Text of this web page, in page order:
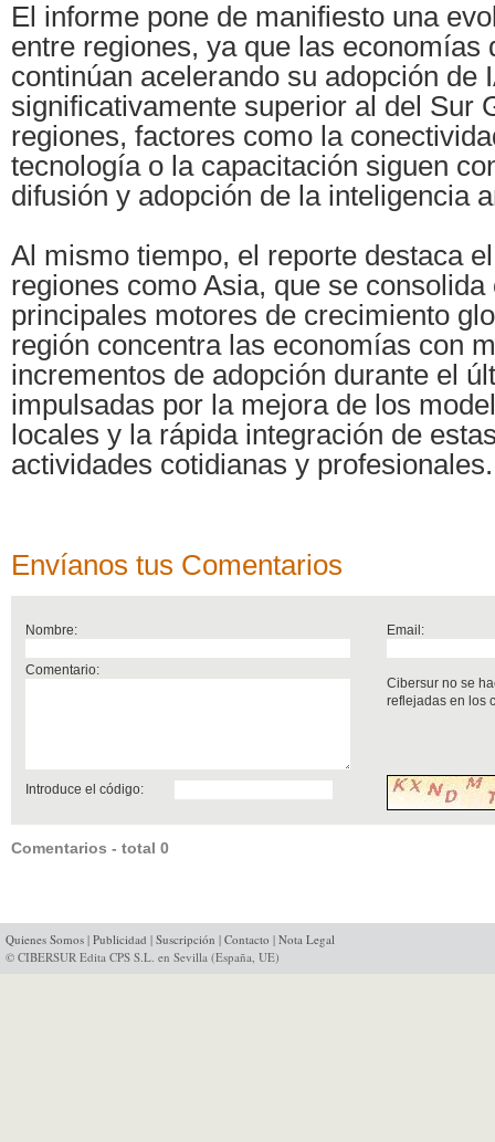
El informe pone de manifiesto una
entre regiones, ya que las economías
continúan acelerando su adopción de
significativamente superior al del Sur
regiones, factores como la
tecnología o la capacitación siguen
difusión y adopción de la inteligencia
Al mismo tiempo, el reporte destaca
regiones como Asia, que se
principales motores de crecimiento
región concentra las economías con
incrementos de adopción durante el
impulsadas por la mejora de los
locales y la rápida integración de
actividades cotidianas y profesionales.
Envíanos tus Comentarios
Nombre: Email:
Comentario:
Cibersur no se
reflejadas en los
Introduce el código:
Comentarios - total 0
Quienes Somos | Publicidad | Suscripción | Contacto | Nota Legal
© CIBERSUR Edita CPS S.L. en Sevilla (España, UE)